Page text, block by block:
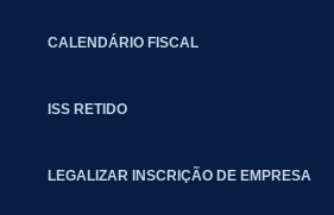
CALENDÁRIO FISCAL
ISS RETIDO
LEGALIZAR INSCRIÇÃO DE EMPRESA